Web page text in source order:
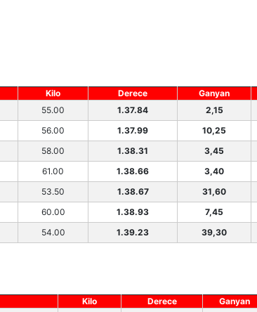
Kilo Derece Ganyan
55.00 1.37.84 2,15
56.00 1.37.99 10,25
58.00 1.38.31 3,45
61.00 1.38.66 3,40
53.50 1.38.67 31,60
60.00 1.38.93 7,45
54.00 1.39.23 39,30
Kilo Derece Ganyan